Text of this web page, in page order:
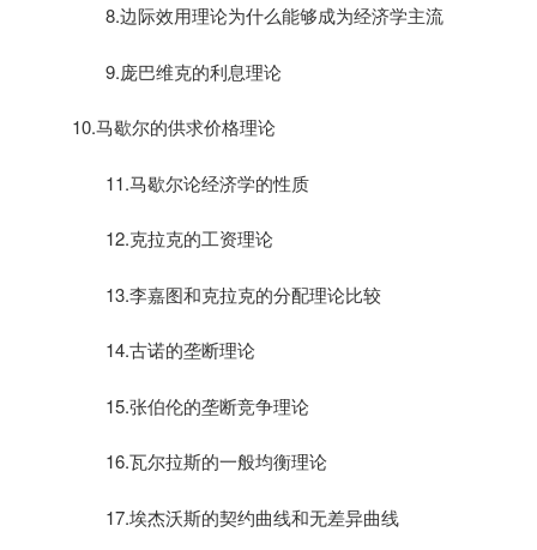
8.边际效用理论为什么能够成为经济学主流
9.庞巴维克的利息理论
10.马歇尔的供求价格理论
11.马歇尔论经济学的性质
12.克拉克的工资理论
13.李嘉图和克拉克的分配理论比较
14.古诺的垄断理论
15.张伯伦的垄断竞争理论
16.瓦尔拉斯的一般均衡理论
17.埃杰沃斯的契约曲线和无差异曲线